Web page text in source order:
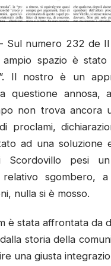
Sul numero 232 de
spazio è stato
Il nostro è un
questione annosa,
non trova ancora
proclami,
ad una soluzione
Scordovillo pesi
sgombero,
nulla si è mosso.
è stata affrontata da
storia della
una giusta